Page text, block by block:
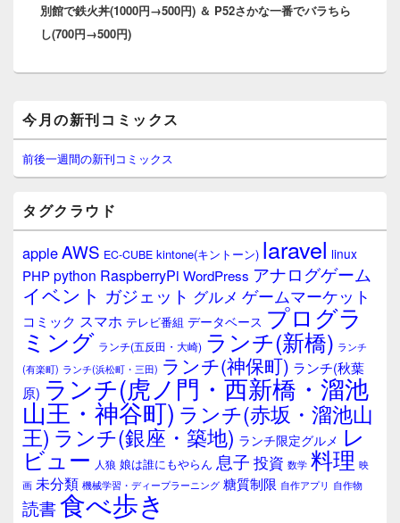
ン
投
稿:
別館で鉄火丼(1000円→500円) ＆ P52さかな一番でバラちら
し(700円→500円)
イ
ン
サ
イ
ウ
ィ
ジ
ェ
ア
今月の新刊コミックス
前後一週間の新刊コミックス
タグクラウド
appleAWS EC-CUBE kintone(キントーン) laravel linux
PHPpython RaspberryPi WordPress アナログゲーム
イベント ガジェット グルメ ゲームマーケット
コミック スマホ テレビ番組 データベース プログラ
ミング ランチ(五反田・大崎) ランチ(新橋) ランチ
(有楽町) ランチ(浜松町・三田) ランチ(神保町) ランチ(秋葉
原) ランチ(虎ノ門・西新橋・溜池
山王・神谷町) ランチ(赤坂・溜池山
王) ランチ(銀座・築地) ランチ限定グルメ レ
ビュー 人狼 娘は誰にもやらん 息子 投資 数学 料理 映
画 未分類 機械学習・ディープラーニング 糖質制限 自作アプリ 自作物
読書食べ歩き